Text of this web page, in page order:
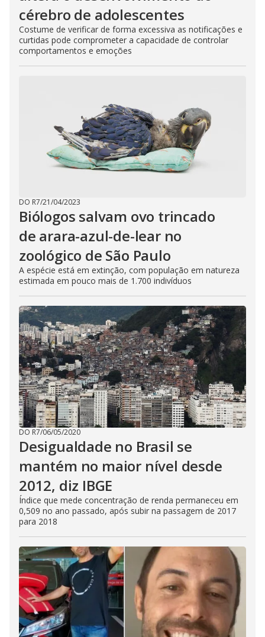
cérebro de adolescentes
Costume de verificar de forma excessiva as notificações e
curtidas pode comprometer a capacidade de controlar
comportamentos e emoções
DO R7/21/04/2023
Biólogos salvam ovo trincado
de arara-azul-de-lear no
zoológico de São Paulo
A espécie está em extinção, com população em natureza
estimada em pouco mais de 1.700 indivíduos
DO R7/06/05/2020
Desigualdade no Brasil se
mantém no maior nível desde
2012, diz IBGE
Índice que mede concentração de renda permaneceu em
0,509 no ano passado, após subir na passagem de 2017
para 2018